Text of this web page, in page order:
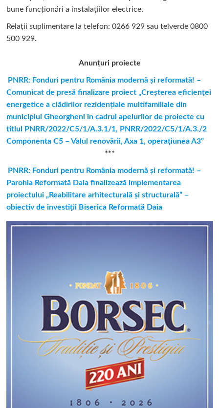
bune funcționări a instalațiilor electrice.
Relații suplimentare la tel efon: 0266 929 sau telverde 0800
500 929.
Anunțuri proiecte
PNRR: Fonduri pentru România modernă şi reformată! –
Comunicat de presă finalizare proiect „Creşterea eficienţei
energetice a clădirilor rezidenţiale multifamiliale din
municipiul Gheorgheni în cadrul apelurilor de proiecte cu
titlul PNRR/2022/C5/1/A.3.1/1, PNRR/2022/C5/1/A.3./2
Componenta C5 – Valul renovării, Axa 1, operaţiunea A3”
***
PNRR: Fonduri pentru România modernă și reformată! –
Parohia Reformată Daia finalizează implementarea
proiectului „Reabilitare arhitecturală și structurală” –
obiectiv de investiții Biserica Reformată Daia